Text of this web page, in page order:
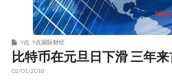
9点 9点国际财经
比特币在元旦日下滑 三年
02/01/2018